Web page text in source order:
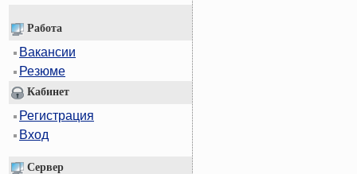
Работа
Вакансии
Резюме
Кабинет
Регистрация
Вход
Сервер